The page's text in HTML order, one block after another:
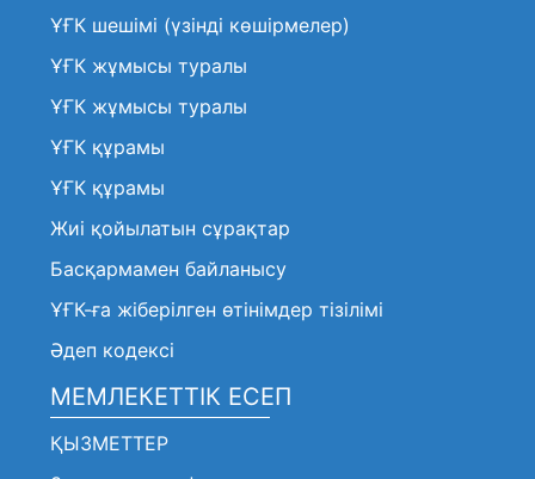
ҰҒК шешімі (үзінді көшірмелер)
ҰҒК жұмысы туралы
ҰҒК жұмысы туралы
ҰҒК құрамы
ҰҒК құрамы
Жиі қойылатын сұрақтар
Басқармамен байланысу
ҰҒК-ға жіберілген өтінімдер тізілімі
Әдеп кодексі
МЕМЛЕКЕТТІК ЕСЕП
ҚЫЗМЕТТЕР